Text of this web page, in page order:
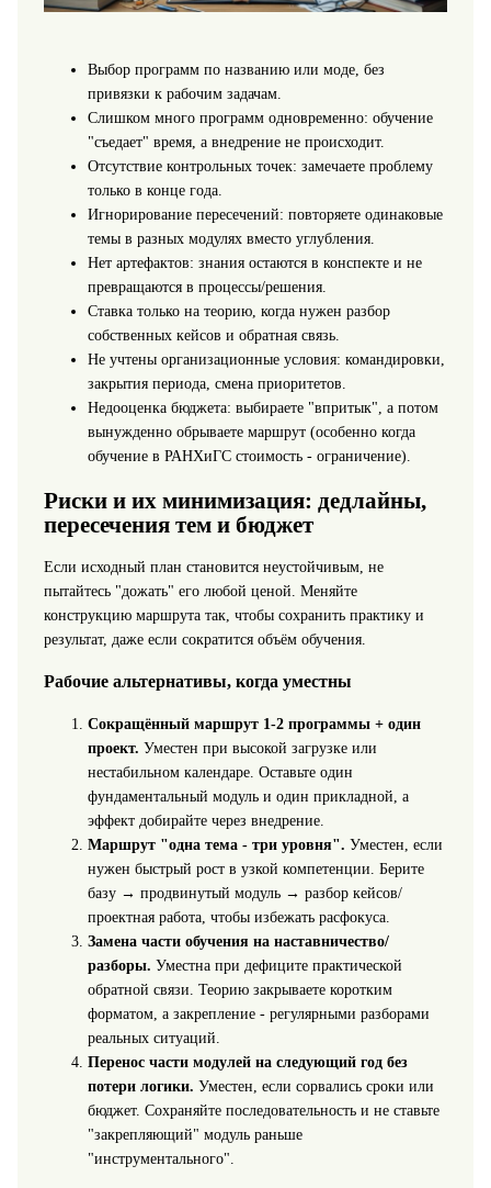
Выбор программ по названию или моде, без
привязки к рабочим задачам.
Слишком много программ одновременно: обучение
"съедает" время, а внедрение не происходит.
Отсутствие контрольных точек: замечаете проблему
только в конце года.
Игнорирование пересечений: повторяете одинаковые
темы в разных модулях вместо углубления.
Нет артефактов: знания остаются в конспекте и не
превращаются в процессы/решения.
Ставка только на теорию, когда нужен разбор
собственных кейсов и обратная связь.
Не учтены организационные условия: командировки,
закрытия периода, смена приоритетов.
Недооценка бюджета: выбираете "впритык", а потом
вынужденно обрываете маршрут (особенно когда
обучение в РАНХиГС стоимость - ограничение).
Риски и их минимизация: дедлайны,
пересечения тем и бюджет
Если исходный план становится неустойчивым, не
пытайтесь "дожать" его любой ценой. Меняйте
конструкцию маршрута так, чтобы сохранить практику и
результат, даже если сократится объём обучения.
Рабочие альтернативы, когда уместны
Сокращённый маршрут 1-2 программы + один
проект. Уместен при высокой загрузке или
нестабильном календаре. Оставьте один
фундаментальный модуль и один прикладной, а
эффект добирайте через внедрение.
Маршрут "одна тема - три уровня". Уместен, если
нужен быстрый рост в узкой компетенции. Берите
базу → продвинутый модуль → разбор кейсов/
проектная работа, чтобы избежать расфокуса.
Замена части обучения на наставничество/
разборы. Уместна при дефиците практической
обратной связи. Теорию закрываете коротким
форматом, а закрепление - регулярными разборами
реальных ситуаций.
Перенос части модулей на следующий год без
потери логики. Уместен, если сорвались сроки или
бюджет. Сохраняйте последовательность и не ставьте
"закрепляющий" модуль раньше
"инструментального".